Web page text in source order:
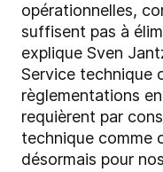
opérationnelles,
suffisent pas à
explique Sven
Service technique
règlementations
requièrent par
technique comme
désormais pour